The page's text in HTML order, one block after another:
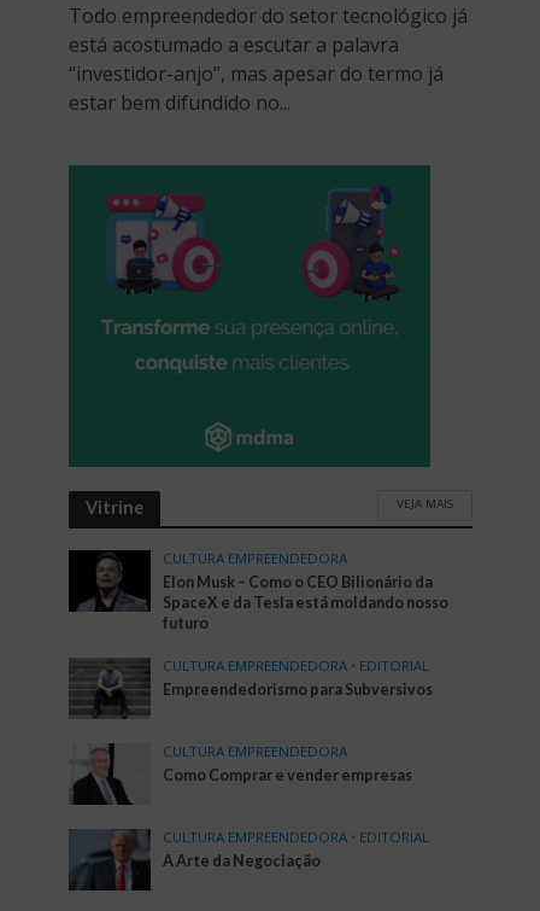
Todo empreendedor do setor tecnológico já
está acostumado a escutar a palavra
“investidor-anjo”, mas apesar do termo já
estar bem difundido no...
Vitrine VEJA MAIS
CULTURA EMPREENDEDORA
Elon Musk – Como o CEO Bilionário da
SpaceX e da Tesla está moldando nosso
futuro
CULTURA EMPREENDEDORA • EDITORIAL
Empreendedorismo para Subversivos
CULTURA EMPREENDEDORA
Como Comprar e vender empresas
CULTURA EMPREENDEDORA • EDITORIAL
A Arte da Negociação